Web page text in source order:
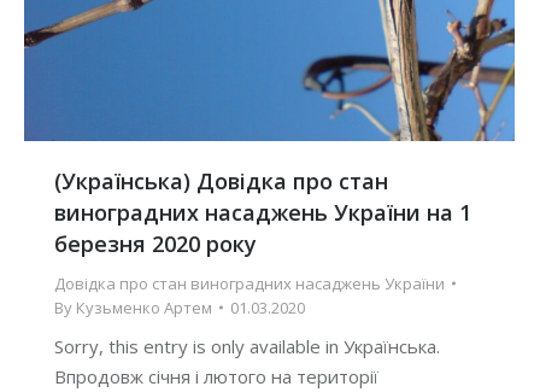
(Українська) Довідка про стан
виноградних насаджень України на 1
березня 2020 року
Довідка про стан виноградних насаджень України
By Кузьменко Артем 01.03.2020
Sorry, this entry is only available in Українська.
Впродовж січня і лютого на території